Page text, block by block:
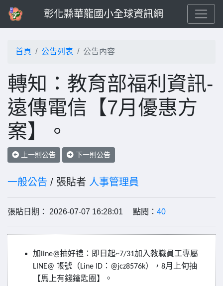
彰化縣華龍國小全球資訊網
首頁 公告列表 公告內容
轉知：教育部福利資訊-
遠傳電信【7月優惠方
案】。
上一則公告 下一則公告
一般公告 / 張貼者 人事管理員
張貼日期： 2026-07-07 16:28:01 點閱： 40
加 line@抽好禮：即日起~7/31加入教職員工專屬
LINE@ 帳號（Line ID ： @jcz8576k）， 8月上旬抽
【馬上有錢鑰匙圈】。